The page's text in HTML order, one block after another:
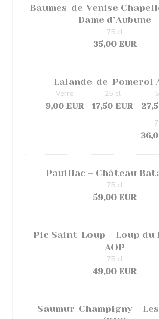
Baumes-de-Venise
Dame d’Aubune
35,00 EUR
75 cl
Lalande-de-Pomerol
9,00 EUR
Verre
17,50 EUR
25 cl
Pauillac – Château
59,00 EUR
75 cl
Pic Saint-Loup – Loup du
AOP
49,00 EUR
75 cl
Saumur-Champigny –